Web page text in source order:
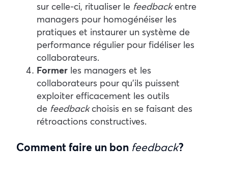
sur celle-ci, ritualiser le feedbackentre
managers pour homogénéiser les
pratiques et instaurer un système de
performance régulier pour fidéliser les
collaborateurs.
Former les managers et les
collaborateurs pour qu’ils puissent
exploiter efficacement les outils
de feedbackchoisis en se faisant des
rétroactions constructives.
Comment faire un bon feedback?